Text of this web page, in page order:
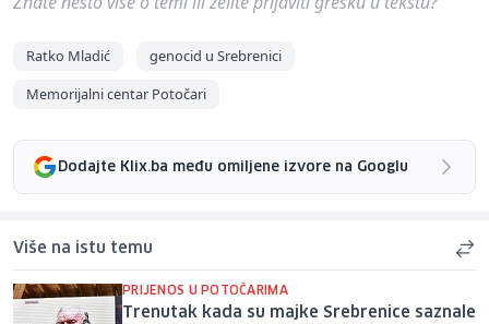
Ratko Mladić
genocid u Srebrenici
Memorijalni centar Potočari
Dodajte Klix.ba među omiljene izvore na Googlu
Više na istu temu
PRIJENOS U POTOČARIMA
Trenutak kada su majke Srebrenice saznale